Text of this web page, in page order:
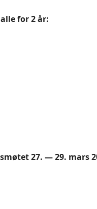
for 2 år:
27. — 29. mars